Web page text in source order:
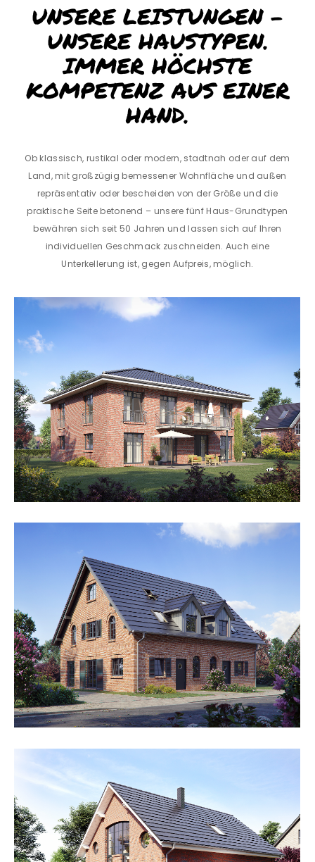
UNSERE LEISTUNGEN –
UNSERE HAUSTYPEN.
IMMER HÖCHSTE
KOMPETENZ AUS EINER
HAND.
Ob klassisch, rustikal oder modern, stadtnah oder auf dem
Land, mit großzügig bemessener Wohnfläche und außen
repräsentativ oder bescheiden von der Größe und die
praktische Seite betonend – unsere fünf Haus-Grundtypen
bewähren sich seit 50 Jahren und lassen sich auf Ihren
individuellen Geschmack zuschneiden. Auch eine
Unterkellerung ist, gegen Aufpreis, möglich.